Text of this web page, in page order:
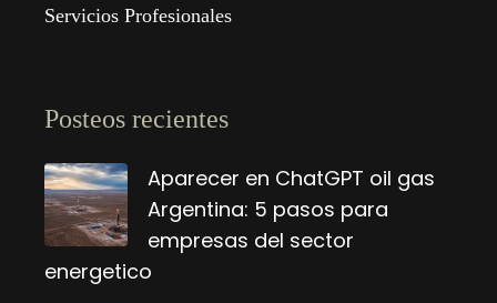
Servicios Profesionales
Posteos recientes
Aparecer en ChatGPT oil gas
Argentina: 5 pasos para
empresas del sector
energetico